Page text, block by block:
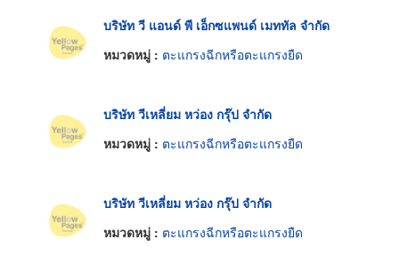
บริษัท วี แอนด์ พี เอ็กซแพนด์ เมททัล จำกัด
หมวดหมู่ : ตะแกรงฉีกหรือตะแกรงยืด
บริษัท วีเหลี่ยม หว่อง กรุ๊ป จำกัด
หมวดหมู่ : ตะแกรงฉีกหรือตะแกรงยืด
บริษัท วีเหลี่ยม หว่อง กรุ๊ป จำกัด
หมวดหมู่ : ตะแกรงฉีกหรือตะแกรงยืด